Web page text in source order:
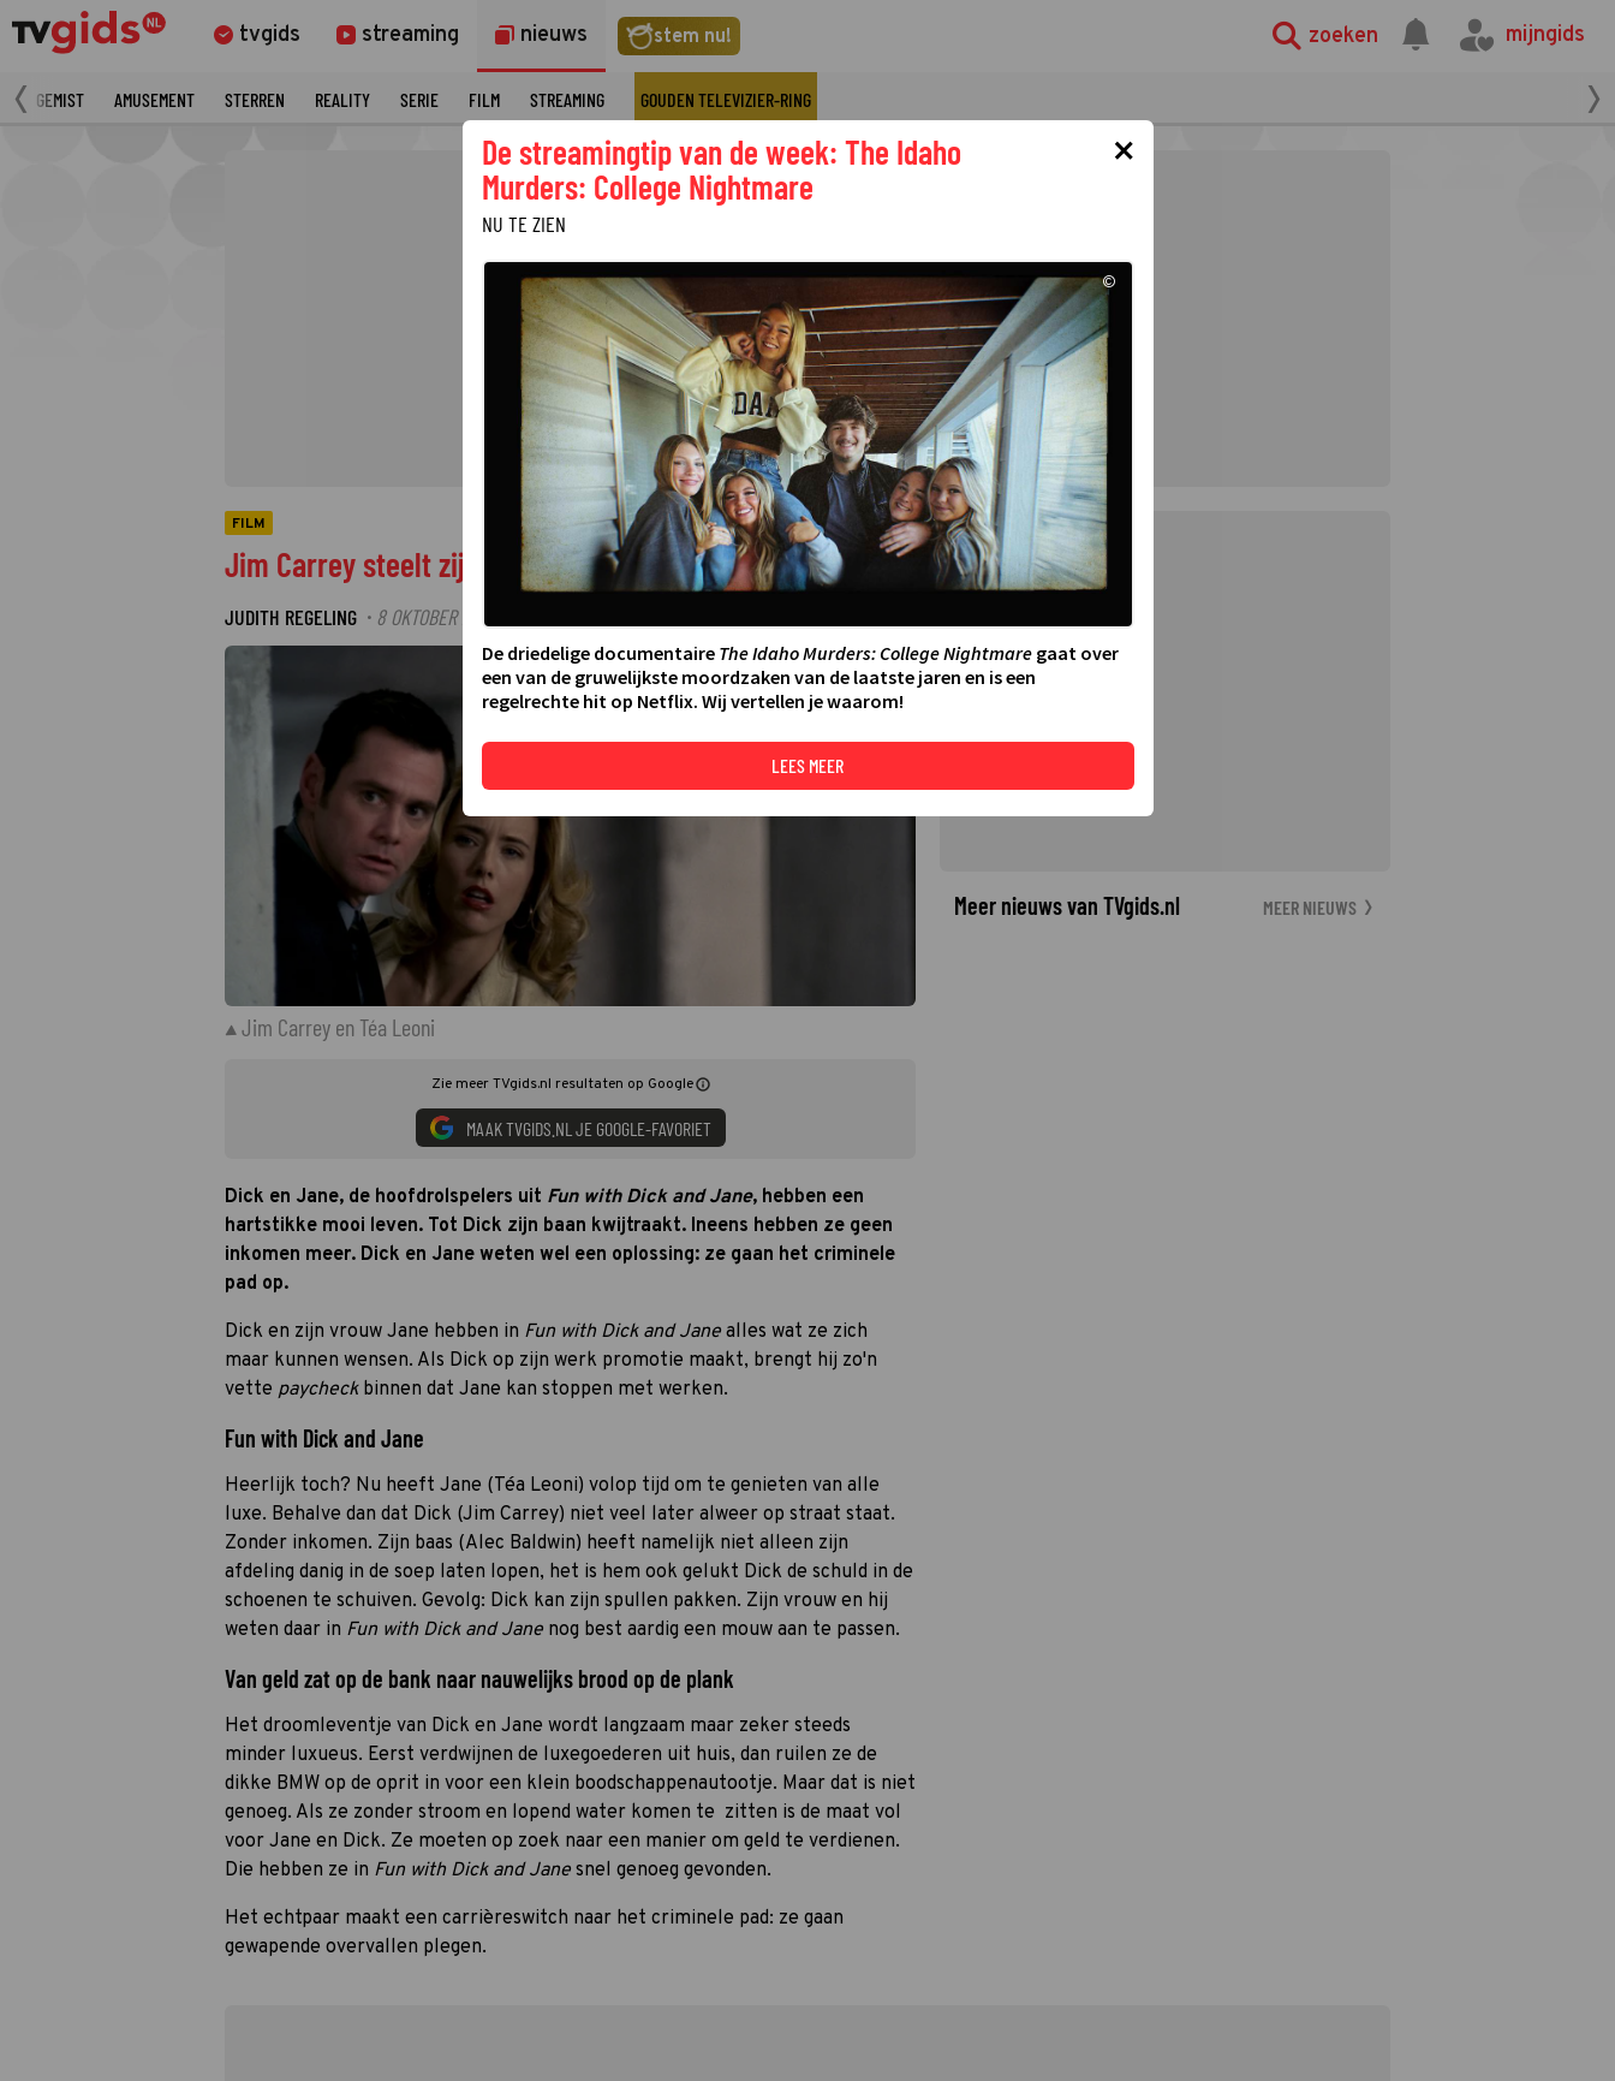
tvgids streaming nieuws stem nu! zoeken mijngids
GEMIST AMUSEMENT STERREN REALITY SERIE FILM STREAMING GOUDEN TELEVIZIER-RING
FILM
Jim Carrey steelt zijn kostje bij elkaar
JUDITH REGELING · 8 OKTOBER 2021 14:46
Jim Carrey en Téa Leoni
Zie meer TVgids.nl resultaten op Google
MAAK TVGIDS.NL JE GOOGLE-FAVORIET
Dick en Jane, de hoofdrolspelers uit Fun with Dick and Jane, hebben een
hartstikke mooi leven. Tot Dick zijn baan kwijtraakt. Ineens hebben ze geen
inkomen meer. Dick en Jane weten wel een oplossing: ze gaan het criminele
pad op.
Dick en zijn vrouw Jane hebben in Fun with Dick and Jane alles wat ze zich
maar kunnen wensen. Als Dick op zijn werk promotie maakt, brengt hij zo'n
vette paycheck binnen dat Jane kan stoppen met werken.
Fun with Dick and Jane
Heerlijk toch? Nu heeft Jane (Téa Leoni) volop tijd om te genieten van alle
luxe. Behalve dan dat Dick (Jim Carrey) niet veel later alweer op straat staat.
Zonder inkomen. Zijn baas (Alec Baldwin) heeft namelijk niet alleen zijn
afdeling danig in de soep laten lopen, het is hem ook gelukt Dick de schuld in de
schoenen te schuiven. Gevolg: Dick kan zijn spullen pakken. Zijn vrouw en hij
weten daar in Fun with Dick and Jane nog best aardig een mouw aan te passen.
Van geld zat op de bank naar nauwelijks brood op de plank
Het droomleventje van Dick en Jane wordt langzaam maar zeker steeds
minder luxueus. Eerst verdwijnen de luxegoederen uit huis, dan ruilen ze de
dikke BMW op de oprit in voor een klein boodschappenautootje. Maar dat is niet
genoeg. Als ze zonder stroom en lopend water komen te zitten is de maat vol
voor Jane en Dick. Ze moeten op zoek naar een manier om geld te verdienen.
Die hebben ze in Fun with Dick and Jane snel genoeg gevonden.
Het echtpaar maakt een carrièreswitch naar het criminele pad: ze gaan
gewapende overvallen plegen.
Meer nieuws van TVgids.nl MEER NIEUWS
×
De streamingtip van de week: The Idaho
Murders: College Nightmare
NU TE ZIEN
©
De driedelige documentaire The Idaho Murders: College Nightmaregaat over
een van de gruwelijkste moordzaken van de laatste jaren en is een
regelrechte hit op Netflix. Wij vertellen je waarom!
LEES MEER